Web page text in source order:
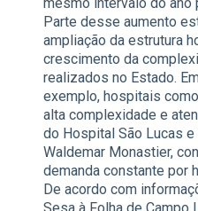
Parte desse aumento
ampliação da estrutura
crescimento da
realizados no Estado.
exemplo, hospitais
alta complexidade e
do Hospital São Lucas
Waldemar Monastier,
demanda constante por
De acordo com
Sesa à Folha de Campo